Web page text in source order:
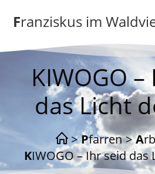
Inhalt
springenFranziskus im
KIWOGO
das Licht
> Pfarren >
KIWOGO – Ihr seid